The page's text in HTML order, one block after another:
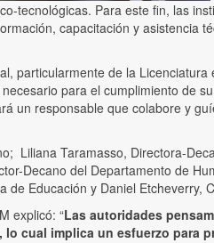
tecnológicas. Para este fin, las
capacitación y asistencia
particularmente de la
para el cumplimiento de
un responsable que colabore y
Liliana Taramasso, Directora-
Decano del Departamento de
Educación y Daniel Etcheverry,
explicó: “Las autoridades
cual implica un esfuerzo para